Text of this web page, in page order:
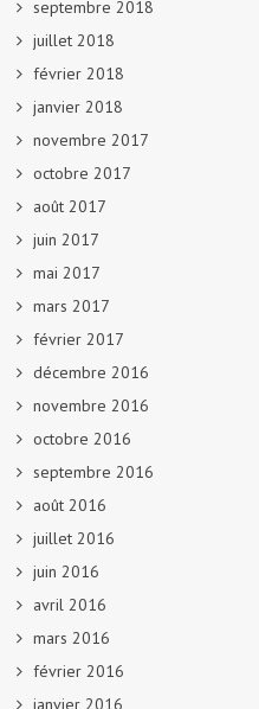
septembre 2018
juillet 2018
février 2018
janvier 2018
novembre 2017
octobre 2017
août 2017
juin 2017
mai 2017
mars 2017
février 2017
décembre 2016
novembre 2016
octobre 2016
septembre 2016
août 2016
juillet 2016
juin 2016
avril 2016
mars 2016
février 2016
janvier 2016